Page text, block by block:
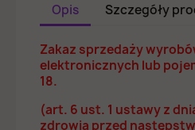
Opis Szczegóły
Zakaz sprzedaży
elektronicznych lub
18.
(art. 6 ust. 1 ustawy z
zdrowia przed